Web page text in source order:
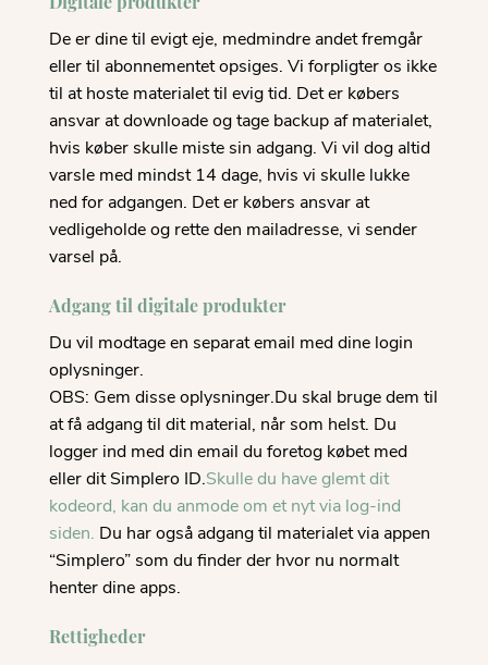
Digitale produkter
De er dine til evigt eje, medmindre andet fremgår
eller til abonnementet opsiges. Vi forpligter os ikke
til at hoste materialet til evig tid. Det er købers
ansvar at downloade og tage backup af materialet,
hvis køber skulle miste sin adgang. Vi vil dog altid
varsle med mindst 14 dage, hvis vi skulle lukke
ned for adgangen. Det er købers ansvar at
vedligeholde og rette den mailadresse, vi sender
varsel på.
Adgang til digitale produkter
Du vil modtage en separat email med dine login
oplysninger.
OBS: Gem disse oplysninger.Du skal bruge dem til
at få adgang til dit material, når som helst. Du
logger ind med din email du foretog købet med
eller dit Simplero ID.Skulle du have glemt dit
kodeord, kan du anmode om et nyt via log-ind
siden. Du har også adgang til materialet via appen
“Simplero” som du finder der hvor nu normalt
henter dine apps.
Rettigheder